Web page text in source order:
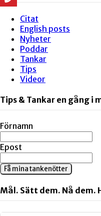
Citat
English posts
Nyheter
Poddar
Tankar
Tips
Videor
Tips & Tankar en gång i
Förnamn
Epost
Få mina tankenötter
Mål. Sätt dem. Nå dem.